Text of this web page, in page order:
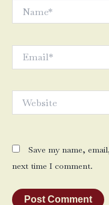
Save my name,
next time I comment.